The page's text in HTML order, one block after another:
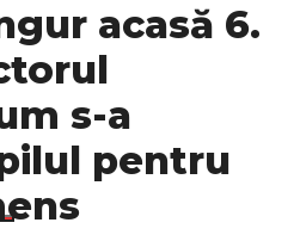
acasă 6.
s-a
pentru